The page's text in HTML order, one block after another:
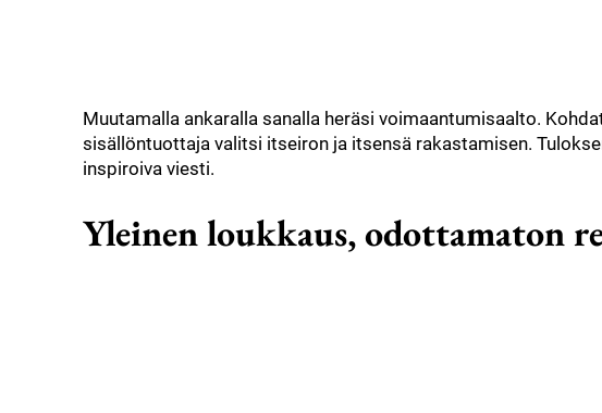
Muutamalla ankaralla sanalla heräsi voimaantumisaalto.
sisällöntuottaja valitsi itseiron ja itsensä rakastamisen.
inspiroiva viesti.
Yleinen loukkaus, odottamaton